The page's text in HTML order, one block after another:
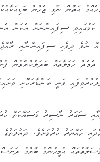
އަތުން ނޭގި ޖެހުނު
ސިފައިންނަށް އެކަން
ނުވެ ދިވެހި ސިފައިންނާއި
ހަމަލާތައް ބަދަލުކުރެވެން
ވަނީ ބަންޑާރަކޮށި
ސަގަރު ނާސިރު މަސައްކަތް
ހައްޔަރު ކުރުމަށެވެ. ދައުލަތުގެ
އެމީހުންގެ ބާރުގެ